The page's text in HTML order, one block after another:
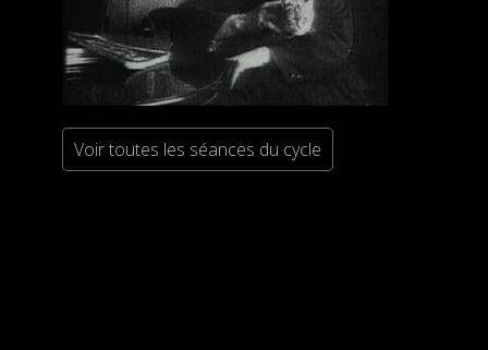
Voir toutes les séances du cycle